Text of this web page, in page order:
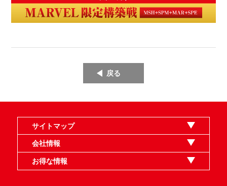
戻る
サイトマップ
オンラインショップ
買取
記事
選手一覧
デッキ検索
デッキ構築
イベント・大会
店舗のご案内
お問い合わせ
ヘルプ
FAQ
会社情報
利用規約
スタッフ募集
特定商取引法表示
個人情報保護指針
企業情報
お得な情報